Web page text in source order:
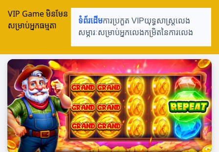
VIP Game មិនមែន
សម្រាប់អ្នកធម្មតា
ទំព័រដើមការប្រកួត VIPយុទ្ធសាស្ត្រលេង
សម្ភារៈសម្រាប់អ្នកលេងកម្រិតនៃការលេង